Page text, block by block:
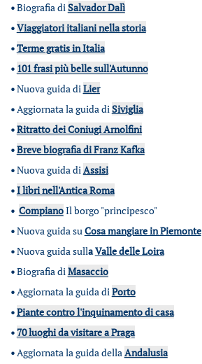
•Biografia diSalvador Dalì
•Viaggiatori italiani nella storia
•Terme gratis in Italia
• 101 frasi più belle sull'Autunno
•Nuova guida diLier
•Aggiornata la guida diSiviglia
•Ritratto dei Coniugi Arnolfini
•Breve biografia di Franz Kafka
•Nuova guida diAssisi
•I libri nell'Antica Roma
• CompianoIl borgo "principesco"
•Nuova guida suCosa mangiare in Piemonte
•Nuova guida sullaValle delle Loira
•Biografia diMasaccio
•Aggiornata la guida diPorto
•Piante contro l'inquinamento di casa
• 70 luoghi da visitare a Praga
•Aggiornata la guida dellaAndalusia